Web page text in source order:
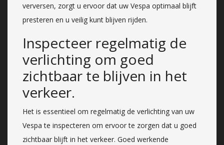
verversen, zorgt u ervoor dat uw Vespa optimaal blijft
presteren en u veilig kunt blijven rijden.
Inspecteer regelmatig de
verlichting om goed
zichtbaar te blijven in het
verkeer.
Het is essentieel om regelmatig de verlichting van uw
Vespa te inspecteren om ervoor te zorgen dat u goed
zichtbaar blijft in het verkeer. Goed werkende